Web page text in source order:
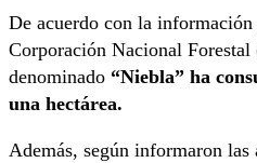
De acuerdo con la
Corporación Nacional
denominado “Niebla” ha
una hectárea.
Además, según informaron las